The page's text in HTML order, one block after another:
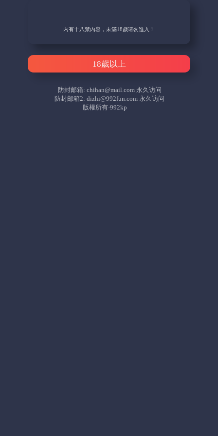
內有十八禁內容，未滿18歲请勿進入！
18歲以上
防封邮箱: chihan@mail.com永久访问
防封邮箱2:dizhi@992fun.com 永久访问
版權所有·992kp